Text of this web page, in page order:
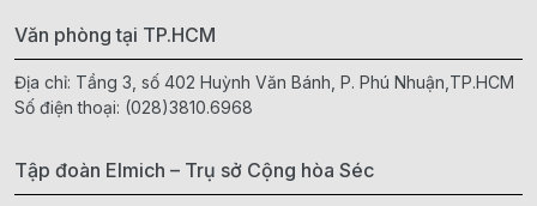
Văn phòng tại TP.HCM
Địa chỉ: Tầng 3, số 402 Huỳnh Văn Bánh, P. Phú Nhuận,TP.HCM
Số điện thoại: (028)3810.6968
Tập đoàn Elmich – Trụ sở Cộng hòa Séc